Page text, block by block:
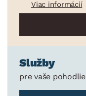
Viac informácií
Služby
pre vaše pohodlie